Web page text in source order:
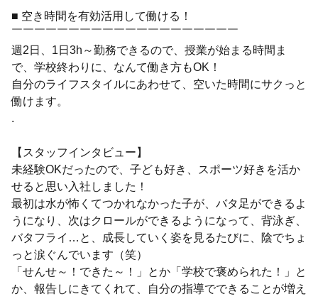
■ 空き時間を有効活用して働ける！
￣￣￣￣￣￣￣￣￣￣￣￣￣￣￣￣￣￣￣￣
週2日、1日3h～勤務できるので、授業が始まる時間ま
で、学校終わりに、なんて働き方もOK！
自分のライフスタイルにあわせて、空いた時間にサクっと
働けます。
.
【スタッフインタビュー】
未経験OKだったので、子ども好き、スポーツ好きを活か
せると思い入社しました！
最初は水が怖くてつかれなかった子が、バタ足ができるよ
うになり、次はクロールができるようになって、背泳ぎ、
バタフライ…と、成長していく姿を見るたびに、陰でちょ
っと涙ぐんでいます（笑）
「せんせ～！できた～！」とか「学校で褒められた！」と
か、報告しにきてくれて、自分の指導でできることが増え